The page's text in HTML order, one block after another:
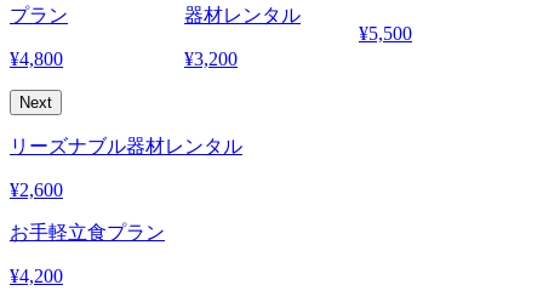
プラン
¥4,800
器材レンタル
¥3,200
¥5,500
Next
リーズナブル器材レンタル
¥2,600
お手軽立食プラン
¥4,200